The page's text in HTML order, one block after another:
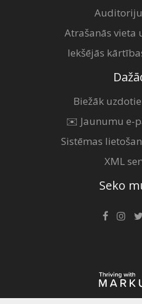
Atrašanās vieta
Iekšējās
Biežāk
✉️ Jaunumu e-
Sistēmas
XML
Seko